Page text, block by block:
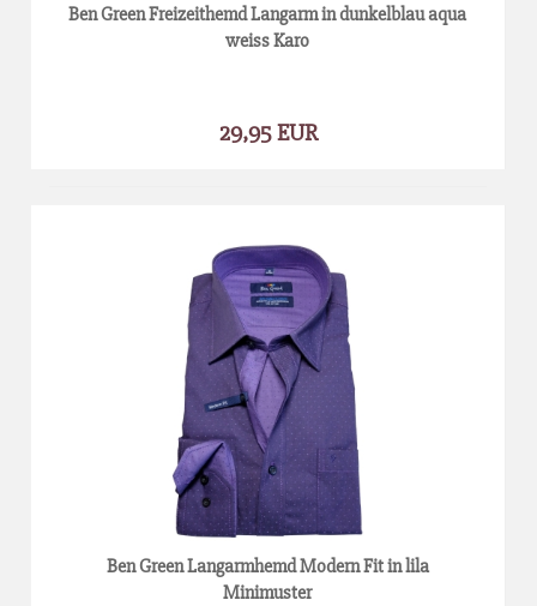
Ben Green Freizeithemd Langarm in dunkelblau aqua
weiss Karo
29,95 EUR
Ben Green Langarmhemd Modern Fit in lila
Minimuster